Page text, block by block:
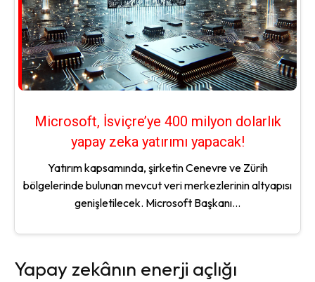
Microsoft, İsviçre’ye 400 milyon dolarlık
yapay zeka yatırımı yapacak!
Yatırım kapsamında, şirketin Cenevre ve Zürih
bölgelerinde bulunan mevcut veri merkezlerinin altyapısı
genişletilecek. Microsoft Başkanı...
Yapay zekânın enerji açlığı